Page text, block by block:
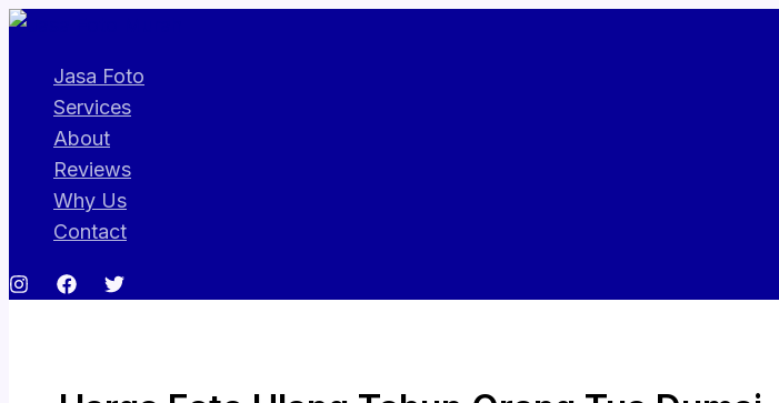
Lewati
konten
Jasa Foto
Services
About
Reviews
Why Us
Contact